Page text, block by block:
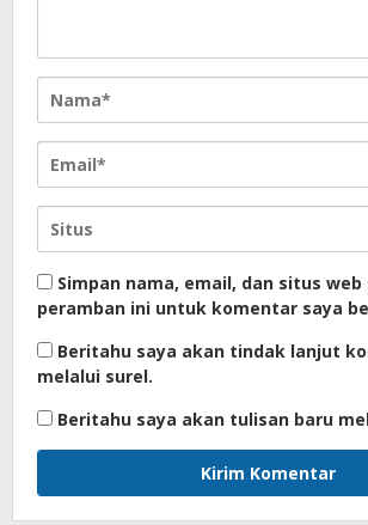
Simpan nama, email, dan situs web
peramban ini untuk komentar saya
Beritahu saya akan tindak lanjut
melalui surel.
Beritahu saya akan tulisan baru